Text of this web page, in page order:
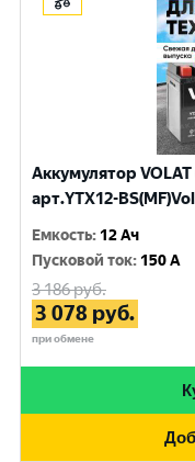
Аккумулятор VOLAT
арт.YTX12-
Емкость: 12 Ач
Пусковой ток: 150 A
3 186руб.
3 078 руб.
при обмене